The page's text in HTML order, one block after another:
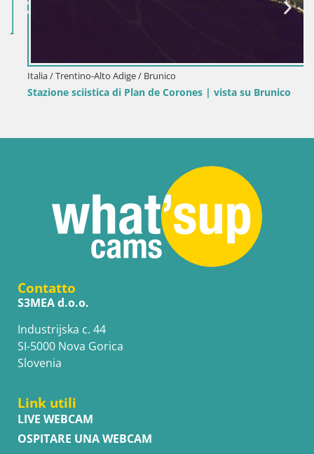
Italia / Trentino-Alto Adige / Brunico
Stazione sciistica di Plan de Corones | vista su Brunico
Contatto
S3MEA d.o.o.
Industrijska c. 44
SI-5000 Nova Gorica
Slovenia
Link utili
LIVE WEBCAM
OSPITARE UNA WEBCAM